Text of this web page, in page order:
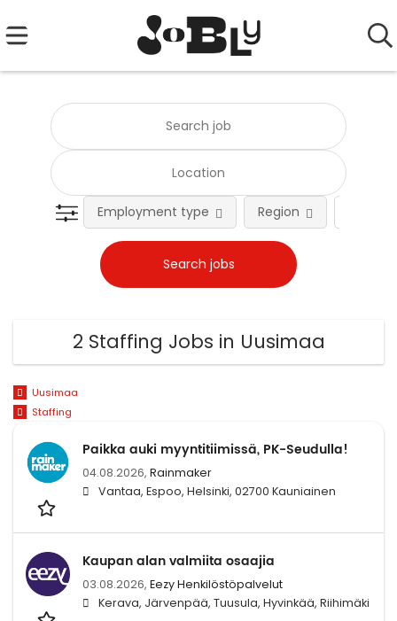
Employment type Region
2 Staffing Jobs in Uusimaa
Uusimaa
Staffing
Paikka auki myyntitiimissä, PK-Seudulla!
04.08.2026, Rainmaker
Vantaa, Espoo, Helsinki, 02700 Kauniainen
Kaupan alan valmiita osaajia
03.08.2026, Eezy Henkilöstöpalvelut
Kerava, Järvenpää, Tuusula, Hyvinkää, Riihimäki